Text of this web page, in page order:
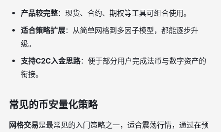
产品较完整：现货、合约、期权等工具可组合使用。
适合策略扩展：从简单网格到多因子模型，都能逐步升
级。
支持C2C入金思路：便于部分用户完成法币与数字资产的
衔接。
常见的币安量化策略
网格交易是最常见的入门策略之一，适合震荡行情，通过在预